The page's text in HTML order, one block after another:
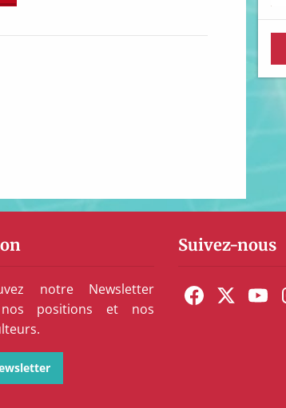
notre Newsletter
positions et nos
Suivez-nous